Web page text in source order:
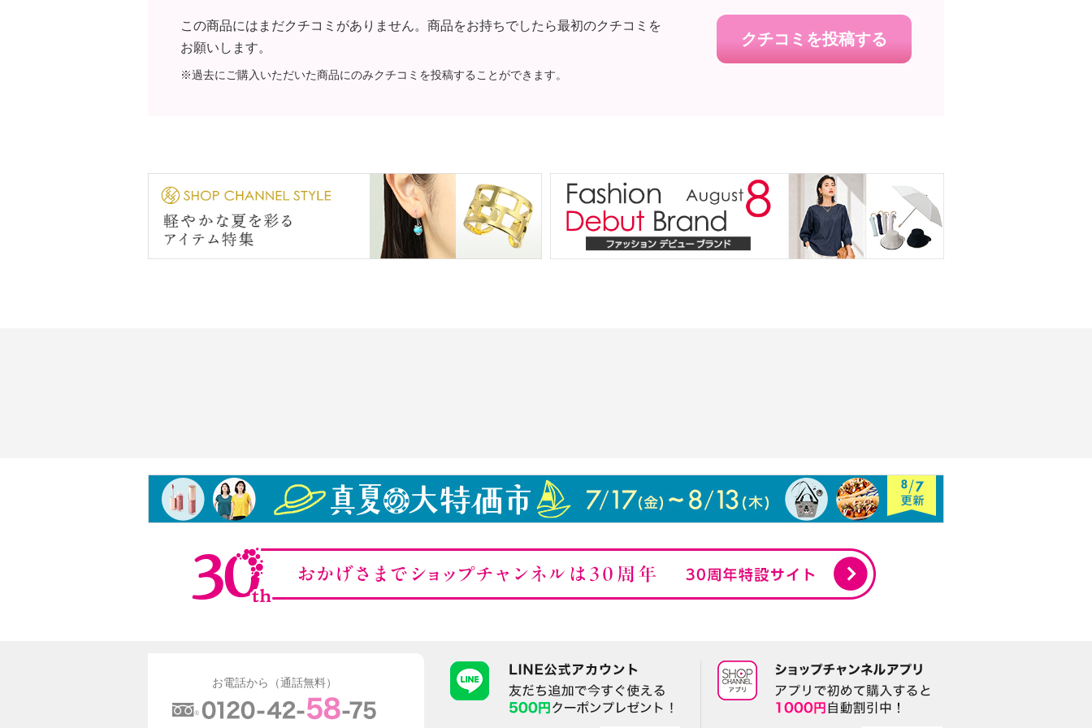
クチコミを投稿する
この商品にはまだクチコミがありません。商品をお持ちでしたら最初のクチコミを
お願いします。
※過去にご購入いただいた商品にのみクチコミを投稿することができます。
お電話から（通話無料）